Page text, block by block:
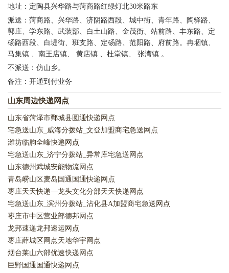
地址：定陶县兴华路与菏商路红绿灯北30米路东
派送：菏商路、兴华路、济阴路西段、城中街、青年路、陶驿路、
郭庄、学东路、武装部、白土山路、金茂街、站前路、丰东路、定
砀路西段、白堤街、班支路、定砀路、范阳路、府前路。冉堌镇、
马集镇 、南王店镇、 黄店镇 、杜堂镇、 张湾镇 。
不派送：仿山乡。
备注：开通到付业务
山东周边快递网点
山东省菏泽市鄄城县圆通快递网点
宅急送山东_威海分拨站_文登加盟商宅急送网点
潍坊临朐全峰快递网点
宅急送山东_济宁分拨站_异常库宅急送网点
山东德州武城安能物流网点
青岛崂山区麦岛国通国通快递网点
枣庄天天快递—龙头文化分部天天快递网点
宅急送山东_滨州分拨站_沾化县A加盟商宅急送网点
枣庄市中区营业部德邦网点
龙邦速递龙邦速运网点
枣庄薛城区网点天地华宇网点
烟台莱山六部优速快递网点
巨野国通国通快递网点